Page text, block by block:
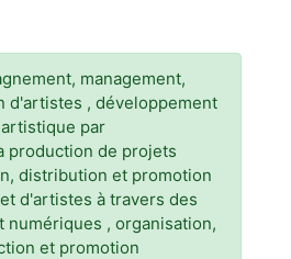
management,
d'artistes , développement
par
production de projets
distribution et promotion
d'artistes à travers des
numériques , organisation,
et promotion